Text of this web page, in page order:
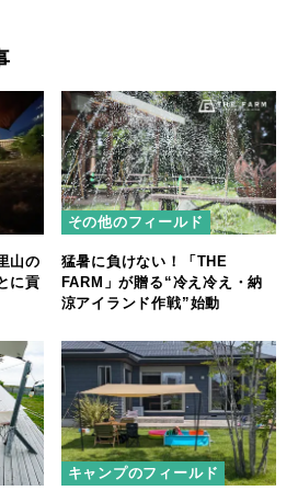
山の
に貢
その他のフィールド
猛暑に負けない！「THE
FARM」が贈る“冷え冷え・納
涼アイランド作戦”始動
キャンプのフィールド